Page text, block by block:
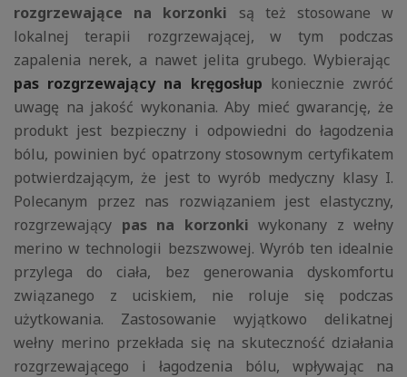
rozgrzewające na korzonki są też stosowane w
lokalnej terapii rozgrzewającej, w tym podczas
zapalenia nerek, a nawet jelita grubego. Wybierając
pas rozgrzewający na kręgosłup koniecznie zwróć
uwagę na jakość wykonania. Aby mieć gwarancję, że
produkt jest bezpieczny i odpowiedni do łagodzenia
bólu, powinien być opatrzony stosownym certyfikatem
potwierdzającym, że jest to wyrób medyczny klasy I.
Polecanym przez nas rozwiązaniem jest elastyczny,
rozgrzewający pas na korzonki wykonany z wełny
merino w technologii bezszwowej. Wyrób ten idealnie
przylega do ciała, bez generowania dyskomfortu
związanego z uciskiem, nie roluje się podczas
użytkowania. Zastosowanie wyjątkowo delikatnej
wełny merino przekłada się na skuteczność działania
rozgrzewającego i łagodzenia bólu, wpływając na